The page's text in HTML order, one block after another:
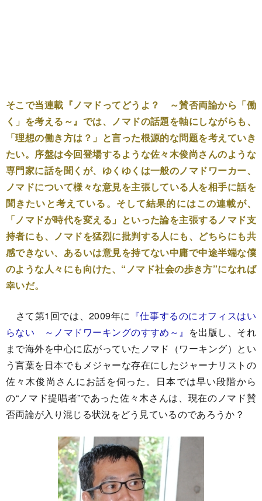
そこで当連載『ノマドってどうよ？ ～賛否両論から「働
く」を考える～』では、ノマドの話題を軸にしながらも、
「理想の働き方は？」と言った根源的な問題を考えていき
たい。序盤は今回登場するような佐々木俊尚さんのような
専門家に話を聞くが、ゆくゆくは一般のノマドワーカー、
ノマドについて様々な意見を主張している人を相手に話を
聞きたいと考えている。そして結果的にはこの連載が、
「ノマドが時代を変える」といった論を主張するノマド支
持者にも、ノマドを猛烈に批判する人にも、どちらにも共
感できない、あるいは意見を持てない中庸で中途半端な僕
のような人々にも向けた、“ノマド社会の歩き方”になれば
幸いだ。
さて第1回では、2009年に 『仕事するのにオフィスはい
らない ～ノマドワーキングのすすめ～』 を出版し、それ
まで海外を中心に広がっていたノマド（ワーキング）とい
う言葉を日本でもメジャーな存在にしたジャーナリストの
佐々木俊尚さんにお話を伺った。日本では早い段階から
の“ノマド提唱者”であった佐々木さんは、現在のノマド賛
否両論が入り混じる状況をどう見ているのであろうか？